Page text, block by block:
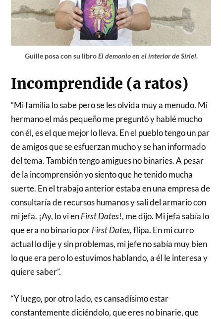
Guille posa con su libroEl demonio en el interior de Siriel.
Incomprendide (a ratos)
“Mi familia lo sabe pero se les olvida muy a menudo. Mi
hermano el más pequeño me preguntó y hablé mucho
con él, es el que mejor lo lleva. En el pueblo tengo un par
de amigos que se esfuerzan mucho y se han informado
del tema. También tengo amigues no binaries. A pesar
de la incomprensión yo siento que he tenido mucha
suerte. En el trabajo anterior estaba en una empresa de
consultaría de recursos humanos y salí del armario con
mi jefa. ¡Ay, lo vi enFirst Dates!, me dijo. Mi jefa sabía lo
que era no binario porFirst Dates, flipa. En mi curro
actual lo dije y sin problemas, mi jefe no sabía muy bien
lo que era pero lo estuvimos hablando, a él le interesa y
quiere saber”.
“Y luego, por otro lado, es cansadísimo estar
constantemente diciéndolo, que eres no binarie, que